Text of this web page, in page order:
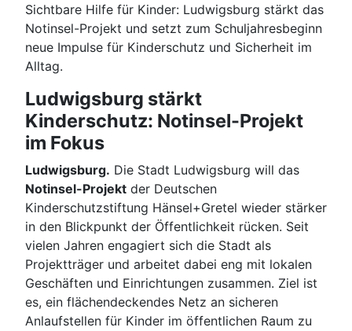
Sichtbare Hilfe für Kinder: Ludwigsburg stärkt das
Notinsel-Projekt und setzt zum Schuljahresbeginn
neue Impulse für Kinderschutz und Sicherheit im
Alltag.
Ludwigsburg stärkt
Kinderschutz: Notinsel-Projekt
im Fokus
Ludwigsburg. Die Stadt Ludwigsburg will das
Notinsel-Projekt der Deutschen
Kinderschutzstiftung Hänsel+Gretel wieder stärker
in den Blickpunkt der Öffentlichkeit rücken. Seit
vielen Jahren engagiert sich die Stadt als
Projektträger und arbeitet dabei eng mit lokalen
Geschäften und Einrichtungen zusammen. Ziel ist
es, ein flächendeckendes Netz an sicheren
Anlaufstellen für Kinder im öffentlichen Raum zu